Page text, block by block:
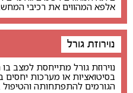
אלפא המהווים את רכיבי
נוירוזת גורל
נוירוזת גורל מתייחסת למצב
בסיטואציות או מערכות יחסים
הגורמים להתפתחותה